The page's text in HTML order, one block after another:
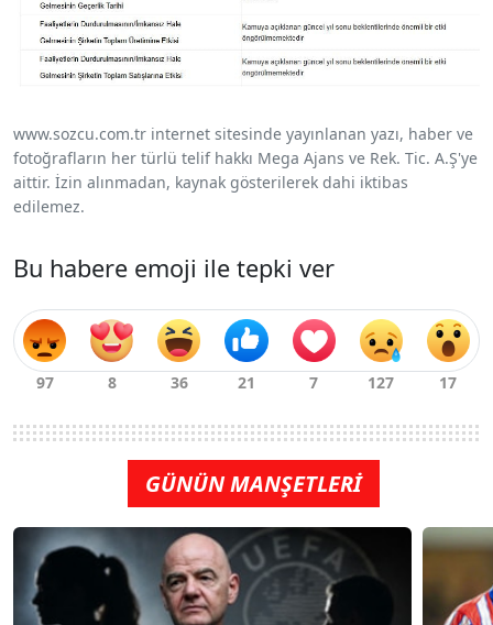
www.sozcu.com.tr internet sitesinde yayınlanan yazı, haber ve
fotoğrafların her türlü telif hakkı Mega Ajans ve Rek. Tic. A.Ş'ye
aittir. İzin alınmadan, kaynak gösterilerek dahi iktibas
edilemez.
Bu habere emoji ile tepki ver
GÜNÜN MANŞETLERİ